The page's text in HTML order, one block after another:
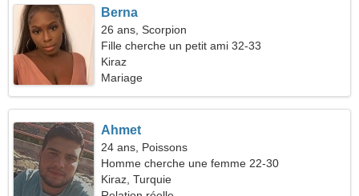
Berna
26 ans, Scorpion
Fille cherche un petit ami 32-33
Kiraz
Mariage
Ahmet
24 ans, Poissons
Homme cherche une femme 22-30
Kiraz, Turquie